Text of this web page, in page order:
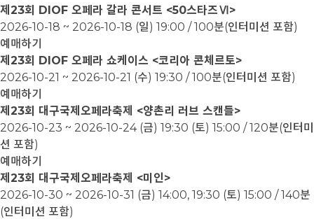
제23회 DIOF 오페라 갈라 콘서트 <50스타즈Ⅵ>
2026-10-18 ~ 2026-10-18 (일) 19:00 / 100분(인터미션 포함)
예매하기
제23회 DIOF 오페라 쇼케이스 <코리아 콘체르토>
2026-10-21 ~ 2026-10-21 (수) 19:30 / 100분(인터미션 포함)
예매하기
제23회 대구국제오페라축제 <양촌리 러브 스캔들>
2026-10-23 ~ 2026-10-24 (금) 19:30 (토) 15:00 / 120분(인터미
션 포함)
예매하기
제23회 대구국제오페라축제 <미인>
2026-10-30 ~ 2026-10-31 (금) 14:00, 19:30 (토) 15:00 / 140분
(인터미션 포함)